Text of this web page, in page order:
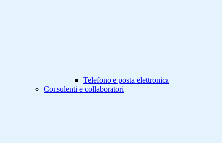
Telefono e posta elettronica
Consulenti e collaboratori